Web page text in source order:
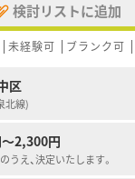
検討リストに追加
未経験可 ブランク可
区
北線)
2,300円
え、決定いたします。